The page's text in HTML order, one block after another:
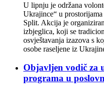
U lipnju je održana
Ukrajince“ u
Split. Akcija je
izbjeglica, koji se
osvještavanja izazova s
osobe raseljene iz
Objavljen vodič za
programa u